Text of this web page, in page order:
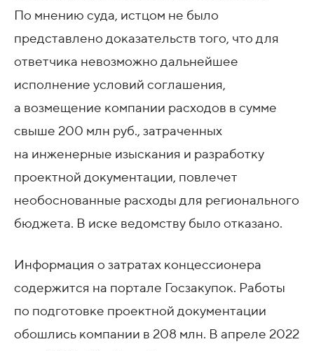
По мнению суда, истцом не было
представлено доказательств того, что для
ответчика невозможно дальнейшее
исполнение условий соглашения,
а возмещение компании расходов в сумме
свыше 200 млн руб., затраченных
на инженерные изыскания и разработку
проектной документации, повлечет
необоснованные расходы для регионального
бюджета. В иске ведомству было отказано.
Информация о затратах концессионера
содержится на портале Госзакупок. Работы
по подготовке проектной документации
обошлись компании в 208 млн. В апреле 2022